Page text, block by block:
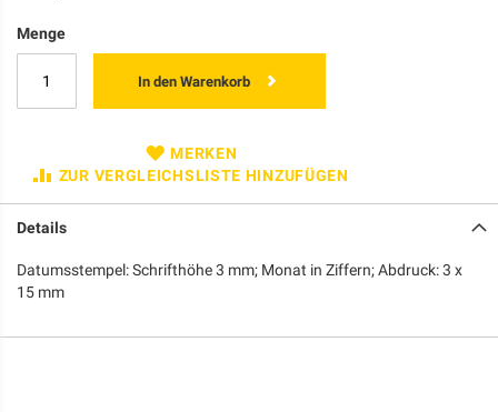
Menge
In den Warenkorb
MERKEN
ZUR VERGLEICHSLISTE HINZUFÜGEN
Details
Datumsstempel: Schrifthöhe 3 mm; Monat in Ziffern; Abdruck: 3 x
15 mm